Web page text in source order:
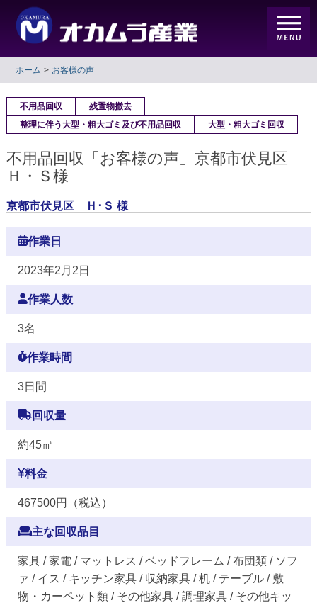
ホーム お客様の声
不用品回収
残置物撤去
整理に伴う大型・粗大ゴミ及び不用品回収
大型・粗大ゴミ回収
不用品回収「お客様の声」京都市伏見区
Ｈ・Ｓ様
京都市伏見区 Ｈ･Ｓ 様
作業日
2023年2月2日
作業人数
3名
作業時間
3日間
回収量
約45㎥
料金
467500円（税込）
主な回収品目
家具 / 家電 / マットレス / ベッドフレーム / 布団類 / ソフ
ァ / イス / キッチン家具 / 収納家具 / 机 / テーブル / 敷
物・カーペット類 / その他家具 / 調理家具 / その他キッ